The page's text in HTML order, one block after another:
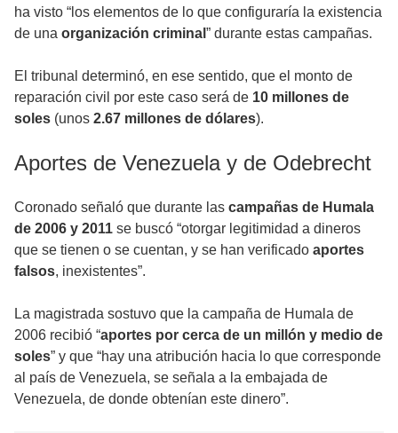
ha visto “los elementos de lo que configuraría la existencia
de una organización criminal ” durante estas campañas.
El tribunal determinó, en ese sentido, que el monto de
reparación civil por este caso será de 10 millones de
soles (unos 2.67 millones de dólares).
Aportes de Venezuela y de Odebrecht
Coronado señaló que durante las campañas de Humala
de 2006 y 2011 se buscó “otorgar legitimidad a dineros
que se tienen o se cuentan, y se han verificado aportes
falsos, inexistentes”.
La magistrada sostuvo que la campaña de Humala de
2006 recibió “aportes por cerca de un millón y medio de
soles” y que “hay una atribución hacia lo que corresponde
al país de Venezuela, se señala a la embajada de
Venezuela, de donde obtenían este dinero”.